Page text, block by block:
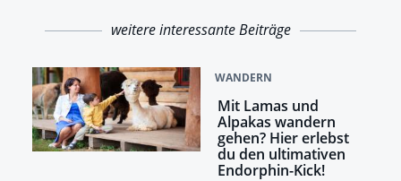
weitere interessante Beiträge
WANDERN
Mit Lamas und
Alpakas wandern
gehen? Hier erlebst
du den ultimativen
Endorphin-Kick!